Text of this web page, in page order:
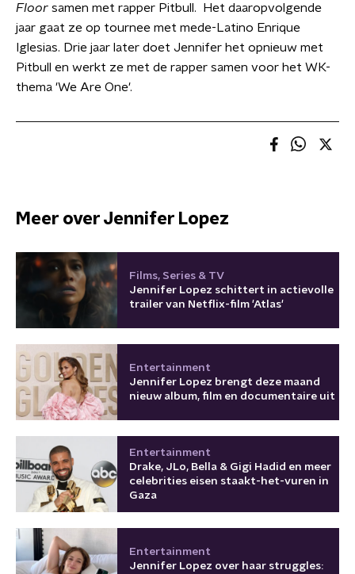
Floor samen met rapper Pitbull. Het daaropvolgende
jaar gaat ze op tournee met mede-Latino Enrique
Iglesias. Drie jaar later doet Jennifer het opnieuw met
Pitbull en werkt ze met de rapper samen voor het WK-
thema 'We Are One'.
Meer over Jennifer Lopez
Films, Series & TV
Jennifer Lopez schittert in actievolle
trailer van Netflix-film 'Atlas'
Entertainment
Jennifer Lopez brengt deze maand
nieuw album, film en documentaire uit
Entertainment
Drake, JLo, Bella & Gigi Hadid en meer
celebrities eisen staakt-het-vuren in
Gaza
Entertainment
Jennifer Lopez over haar struggles: